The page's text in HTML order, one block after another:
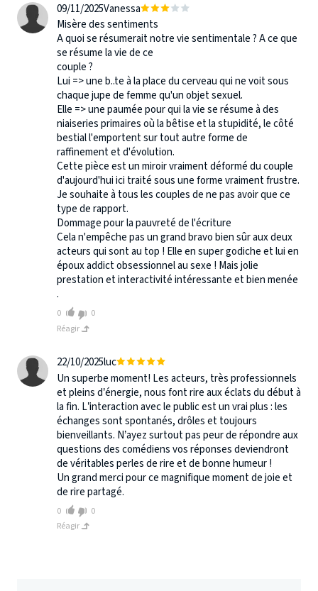
09/11/2025Vanessa
Misère des sentiments
A quoi se résumerait notre vie sentimentale ? A ce que
se résume la vie de ce
couple ?
Lui => une b..te à la place du cerveau qui ne voit sous
chaque jupe de femme qu'un objet sexuel.
Elle => une paumée pour qui la vie se résume à des
niaiseries primaires où la bêtise et la stupidité, le côté
bestial l'emportent sur tout autre forme de
raffinement et d'évolution.
Cette pièce est un miroir vraiment déformé du couple
d'aujourd'hui ici traité sous une forme vraiment frustre.
Je souhaite à tous les couples de ne pas avoir que ce
type de rapport.
Dommage pour la pauvreté de l'écriture
Cela n'empêche pas un grand bravo bien sûr aux deux
acteurs qui sont au top ! Elle en super godiche et lui en
époux addict obsessionnel au sexe ! Mais jolie
prestation et interactivité intéressante et bien menée
.
0
0
Réagir
22/10/2025luc
Un superbe moment! Les acteurs, très professionnels
et pleins d’énergie, nous font rire aux éclats du début à
la fin. L’interaction avec le public est un vrai plus : les
échanges sont spontanés, drôles et toujours
bienveillants. N’ayez surtout pas peur de répondre aux
questions des comédiens vos réponses deviendront
de véritables perles de rire et de bonne humeur !
Un grand merci pour ce magnifique moment de joie et
de rire partagé.
0
0
Réagir